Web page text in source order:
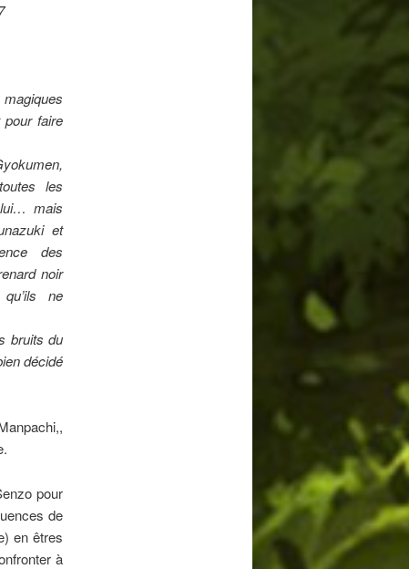
faire
les
mais
et
des
noir
ne
bruits du
décidé
pour
de
en êtres
à